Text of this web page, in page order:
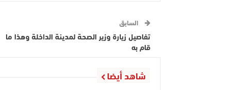
السابق
تفاصيل زيارة وزير الصحة لمدينة الداخلة وهذا ما
قام به
شاهد أيضا